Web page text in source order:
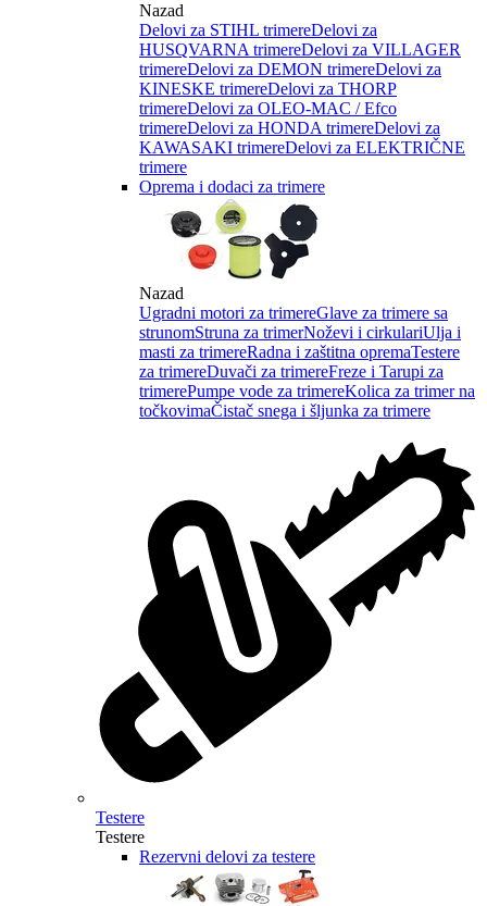
Nazad
Delovi za STIHL trimereDelovi za
HUSQVARNA trimereDelovi za VILLAGER
trimereDelovi za DEMON trimereDelovi za
KINESKE trimereDelovi za THORP
trimereDelovi za OLEO-MAC / Efco
trimereDelovi za HONDA trimereDelovi za
KAWASAKI trimereDelovi za ELEKTRIČNE
trimere
Oprema i dodaci za trimere
Nazad
Ugradni motori za trimereGlave za trimere sa
strunomStruna za trimerNoževi i cirkulariUlja i
masti za trimereRadna i zaštitna opremaTestere
za trimereDuvači za trimereFreze i Tarupi za
trimerePumpe vode za trimereKolica za trimer na
točkovimaČistač snega i šljunka za trimere
Testere
Testere
Rezervni delovi za testere